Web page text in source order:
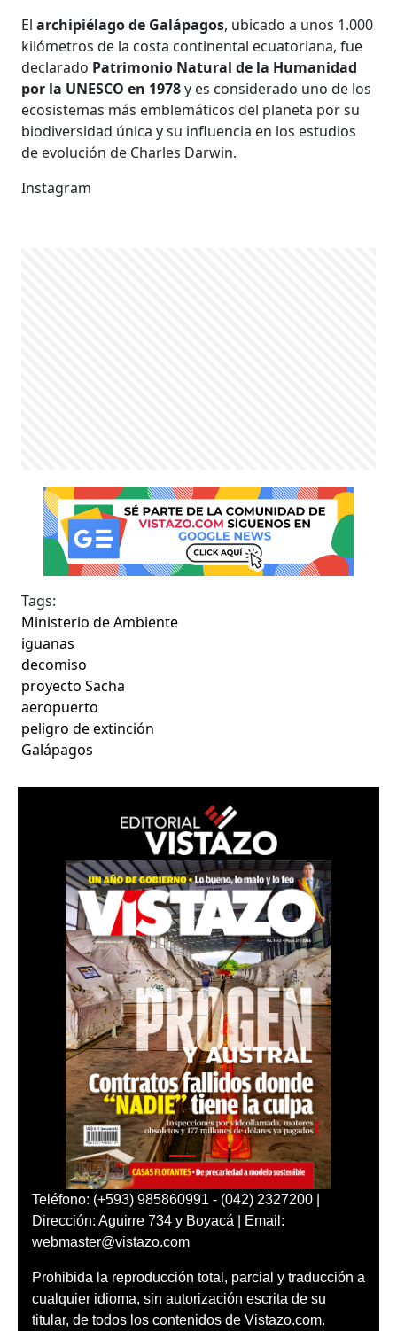
El archipiélago de Galápagos, ubicado a unos 1.000
kilómetros de la costa continental ecuatoriana, fue
declarado Patrimonio Natural de la Humanidad
por la UNESCO en 1978y es considerado uno de los
ecosistemas más emblemáticos del planeta por su
biodiversidad única y su influencia en los estudios
de evolución de Charles Darwin.
Instagram
Tags:
Ministerio de Ambiente
iguanas
decomiso
proyecto Sacha
aeropuerto
peligro de extinción
Galápagos
Teléfono: (+593) 985860991 - (042) 2327200 |
Dirección: Aguirre 734 y Boyacá | Email:
webmaster@vistazo.com
Prohibida la reproducción total, parcial y traducción a
cualquier idioma, sin autorización escrita de su
titular, de todos los contenidos de Vistazo.com.